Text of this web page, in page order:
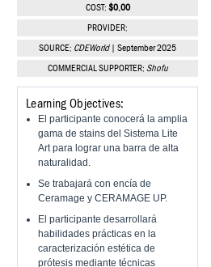
COST: $0.00
PROVIDER:
SOURCE: CDEWorld| September 2025
COMMERCIAL SUPPORTER: Shofu
Learning Objectives:
El participante conocerá la amplia
gama de stains del Sistema Lite
Art para lograr una barra de alta
naturalidad.
Se trabajará con encía de
Ceramage y CERAMAGE UP.
El participante desarrollará
habilidades prácticas en la
caracterización estética de
prótesis mediante técnicas